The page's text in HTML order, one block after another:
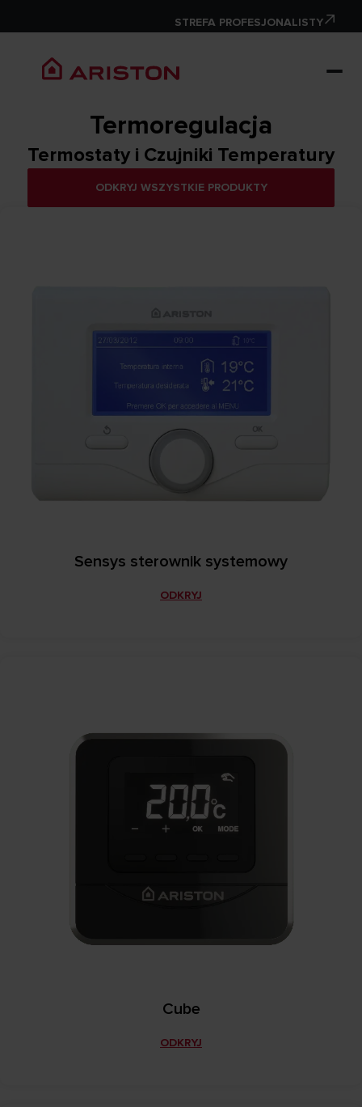
STREFA PROFESJONALISTY
Termoregulacja
Termostaty i Czujniki Temperatury
ODKRYJ WSZYSTKIE PRODUKTY
Sensys sterownik systemowy
ODKRYJ
Cube
ODKRYJ